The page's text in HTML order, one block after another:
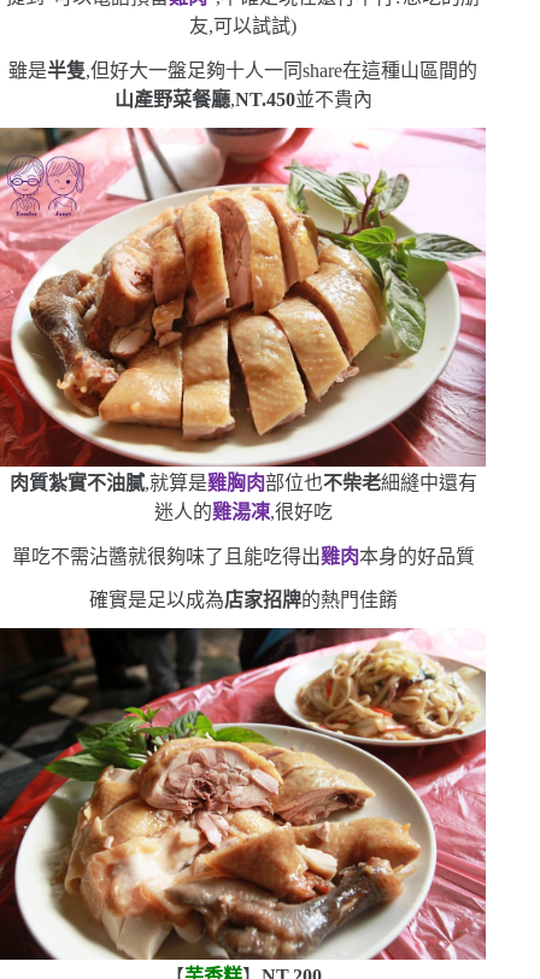
友,可以試試)
雖是半隻,但好大一盤足夠十人一同share在這種山區間的
山產野菜餐廳,NT.450並不貴內
肉質紮實不油膩,就算是雞胸肉部位也不柴老細縫中還有
迷人的雞湯凍,很好吃
單吃不需沾醬就很夠味了 且能吃得出雞肉本身的好品質
確實是足以成為店家招牌的熱門佳餚